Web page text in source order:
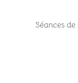
Séances